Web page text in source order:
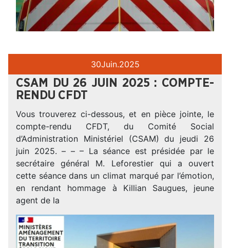
30Juin.2025
CSAM DU 26 JUIN 2025 : COMPTE-
RENDU CFDT
Vous trouverez ci-dessous, et en pièce jointe, le
compte-rendu CFDT, du Comité Social
d’Administration Ministériel (CSAM) du jeudi 26
juin 2025. – – – La séance est présidée par le
secrétaire général M. Leforestier qui a ouvert
cette séance dans un climat marqué par l’émotion,
en rendant hommage à Killian Saugues, jeune
agent de la